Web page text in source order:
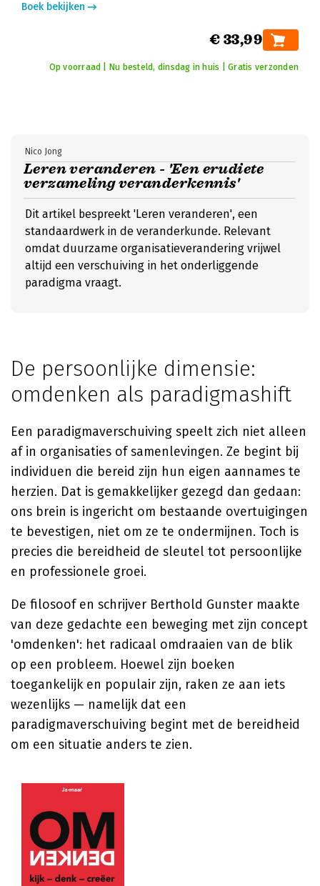
Boek bekijken
€ 33,99
Op voorraad | Nu besteld, dinsdag in huis | Gratis verzonden
Leren veranderen - 'Een erudiete
verzameling veranderkennis'
Nico Jong
Dit artikel bespreekt 'Leren veranderen', een
standaardwerk in de veranderkunde. Relevant
omdat duurzame organisatieverandering vrijwel
altijd een verschuiving in het onderliggende
paradigma vraagt.
De persoonlijke dimensie:
omdenken als paradigmashift
Een paradigmaverschuiving speelt zich niet alleen
af in organisaties of samenlevingen. Ze begint bij
individuen die bereid zijn hun eigen aannames te
herzien. Dat is gemakkelijker gezegd dan gedaan:
ons brein is ingericht om bestaande overtuigingen
te bevestigen, niet om ze te ondermijnen. Toch is
precies die bereidheid de sleutel tot persoonlijke
en professionele groei.
De filosoof en schrijver Berthold Gunster maakte
van deze gedachte een beweging met zijn concept
'omdenken': het radicaal omdraaien van de blik
op een probleem. Hoewel zijn boeken
toegankelijk en populair zijn, raken ze aan iets
wezenlijks — namelijk dat een
paradigmaverschuiving begint met de bereidheid
om een situatie anders te zien.